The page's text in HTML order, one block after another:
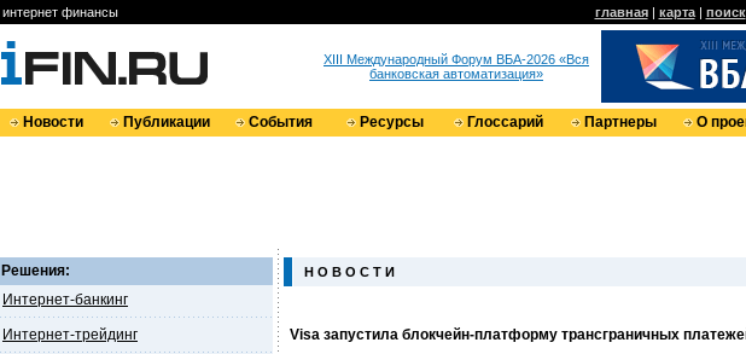
интернет финансы главная| карта| поиск
XIII Международный Форум ВБА-2026 «Вся
банковская автоматизация»
Новости Публикации События Ресурсы Глоссарий Партнеры О
Решения:
Интернет-банкинг
Интернет-трейдинг
Н О В О С Т И
Visa запустила блокчейн-платформу трансграничных